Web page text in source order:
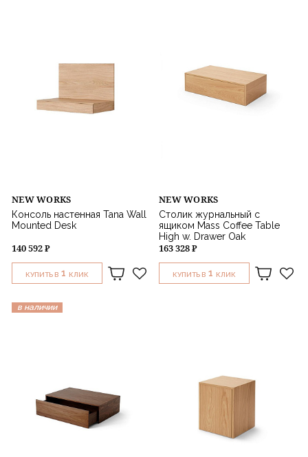
NEW WORKS
Консоль настенная Tana Wall
Mounted Desk
140 592 ₽
КУПИТЬ В 1 КЛИК
NEW WORKS
Столик журнальный с
ящиком Mass Coffee Table
High w. Drawer Oak
163 328 ₽
КУПИТЬ В 1 КЛИК
в наличии